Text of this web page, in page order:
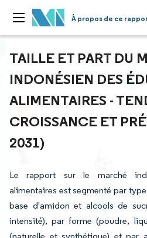
À propos de ce
TAILLE ET PART DU
INDONÉSIEN DES
ALIMENTAIRES -
CROISSANCE ET
2031)
Le rapport sur le marché
alimentaires est segmenté par
base d'amidon et alcools de
intensité), par forme (poudre,